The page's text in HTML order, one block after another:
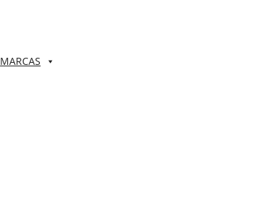
MARCAS